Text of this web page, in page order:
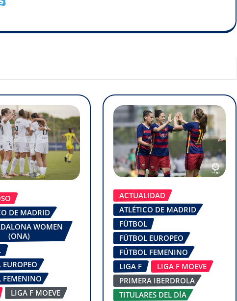
DE MADRID
WOMEN
(ONA)
EUROPEO
FEMENINO
LIGA F MOEVE
ACTUALIDAD
ATLÉTICO DE MADRID
FÚTBOL
FÚTBOL EUROPEO
FÚTBOL FEMENINO
LIGA F
LIGA F MOEVE
PRIMERA IBERDROLA
TITULARES DEL DÍA